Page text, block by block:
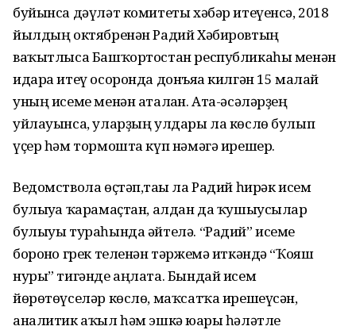
буйынса дәүләт комитеты хәбәр итеүенсә, 2018
йылдың октябренән Радий Хәбировтың
ваҡытлыса Башҡортостан республикаһы менән
идара итеү осоронда донъяға килгән 15 малай
уның исеме менән аталған. Ата-әсәләрҙең
уйлауынса, уларҙың улдары ла көслө булып
үҫер һәм тормошта күп нәмәгә ирешер.
Ведомствола өҫтәп,тағы ла Радий һирәк исем
булыуға ҡарамаҫтан, алдан да ҡушыусылар
булыуы тураһында әйтелә. “Радий” исеме
боронғо грек теленән тәржемә иткәндә “Ҡояш
нуры” тигәнде аңлата. Бындай исем
йөрөтөүселәр көслө, маҡсатҡа ирешеүсән,
аналитик аҡыл һәм эшкә юғары һәләтле